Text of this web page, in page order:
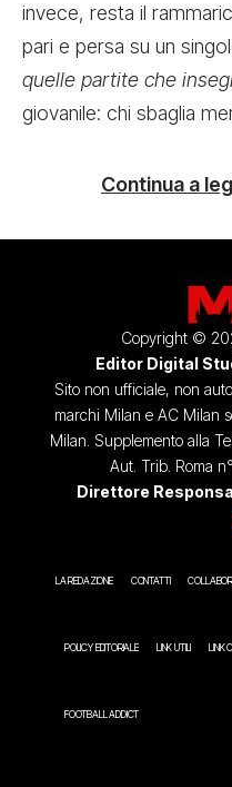
invece, resta il
pari e persa su un
quelle partite che
giovanile: chi sbaglia
Continua a
Copyright ©
Editor Digital
Sito non ufficiale, non
marchi Milan e AC Milan
Milan. Supplemento alla
Aut. Trib. Roma
Direttore
LA REDAZIONE CONTATTI
POLICY EDITORIALE LINK UTILI LINK
FOOTBALL ADDICT